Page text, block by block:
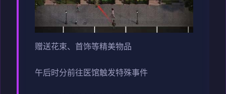
赠送花束、首饰等精美物品
午后时分前往医馆触发特殊事件